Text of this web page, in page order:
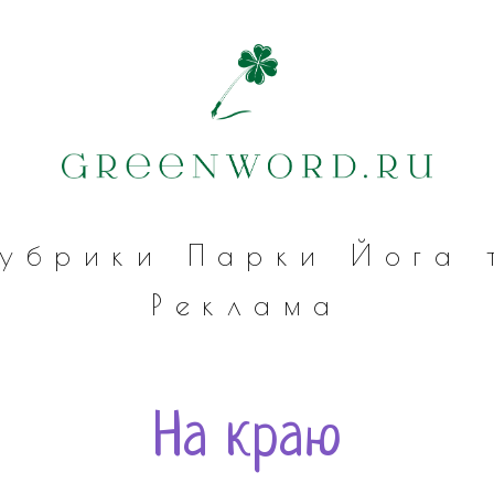
Парки Йога
Реклама
На краю